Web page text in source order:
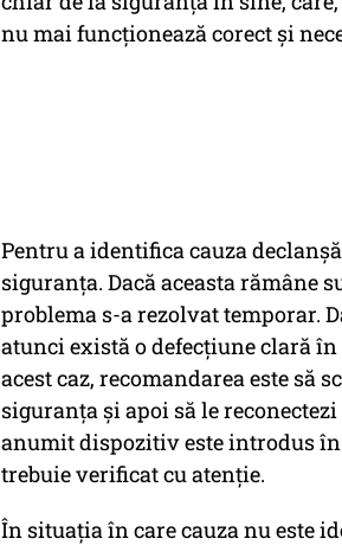
nu mai funcționează corect și
Pentru a identifica cauza
siguranța. Dacă aceasta rămâne
problema s-a rezolvat temporar.
atunci există o defecțiune clară
acest caz, recomandarea este să
siguranța și apoi să le
anumit dispozitiv este introdus
trebuie verificat cu atenție.
În situația în care cauza nu este